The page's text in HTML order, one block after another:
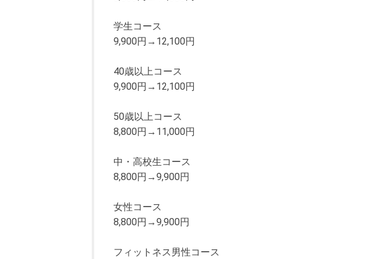
学生コース
9,900円→12,100円
40歳以上コース
9,900円→12,100円
50歳以上コース
8,800円→11,000円
中・高校生コース
8,800円→9,900円
女性コース
8,800円→9,900円
フィットネス男性コース